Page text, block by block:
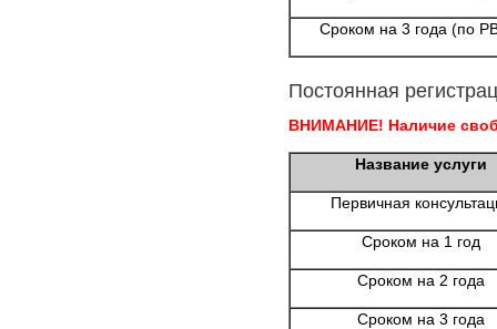
Сроком на 3 года (по
Постоянная
ВНИМАНИЕ! Наличие
Название услуги
Первичная
Сроком на 1 год
Сроком на 2 года
Сроком на 3 года